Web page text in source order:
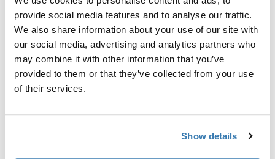
provide social media features and to analyse our traffic.
We also share information about your use of our site with
our social media, advertising and analytics partners who
may combine it with other information that you’ve
provided to them or that they’ve collected from your use
of their services.
Show details
Buscar un distribuidor
Una funda suave de almacenamiento mantiene los
contenidos de su cubierta Thule RoundTrip Pro en
orden cuando no está en uso.